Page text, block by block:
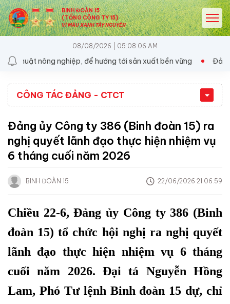
BINH ĐOÀN 15
(TỔNG CÔNG TY 15)
VÌ MÀU XANH TÂY NGUYÊN
08/08/2026 | 05:08:06 AM
nghiệp, để hướng tới sản xuất bền vững Đảng ủy Đoàn
CÔNG TÁC ĐẢNG - CTCT
Đảng ủy Công ty 386 (Binh đoàn 15) ra
nghị quyết lãnh đạo thực hiện nhiệm vụ
6 tháng cuối năm 2026
BINH ĐOÀN 15 22/06/2026 21:06:59
Chiều 22-6, Đảng ủy Công ty 386 (Binh
đoàn 15) tổ chức hội nghị ra nghị quyết
lãnh đạo thực hiện nhiệm vụ 6 tháng
cuối năm 2026. Đại tá Nguyễn Hồng
Lam, Phó Tư lệnh Binh đoàn 15 dự, chỉ